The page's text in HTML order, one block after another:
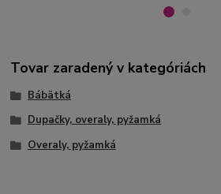
Tovar zaradený v kategóriách
Bábätká
Dupačky, overaly, pyžamká
Overaly, pyžamká